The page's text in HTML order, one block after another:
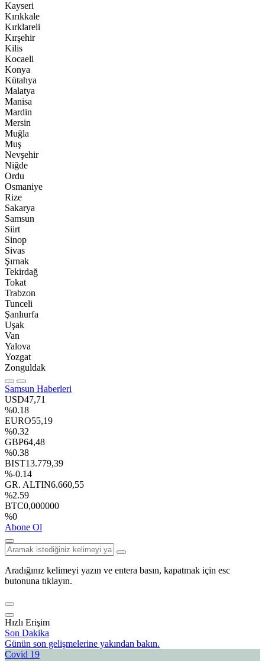
Kayseri
Kırıkkale
Kırklareli
Kırşehir
Kilis
Kocaeli
Konya
Kütahya
Malatya
Manisa
Mardin
Mersin
Muğla
Muş
Nevşehir
Niğde
Ordu
Osmaniye
Rize
Sakarya
Samsun
Siirt
Sinop
Sivas
Şırnak
Tekirdağ
Tokat
Trabzon
Tunceli
Şanlıurfa
Uşak
Van
Yalova
Yozgat
Zonguldak
Samsun Haberleri
USD47,71
%0.18
EURO55,19
%0.32
GBP64,48
%0.38
BIST13.779,39
%-0.14
GR. ALTIN6.660,55
%2.59
BTC0,000000
%0
Abone Ol
Aradığınız kelimeyi yazın ve entera basın, kapatmak için esc
butonuna tıklayın.
Hızlı Erişim
Son Dakika
Günün son gelişmelerine yakından bakın.
Covid 19